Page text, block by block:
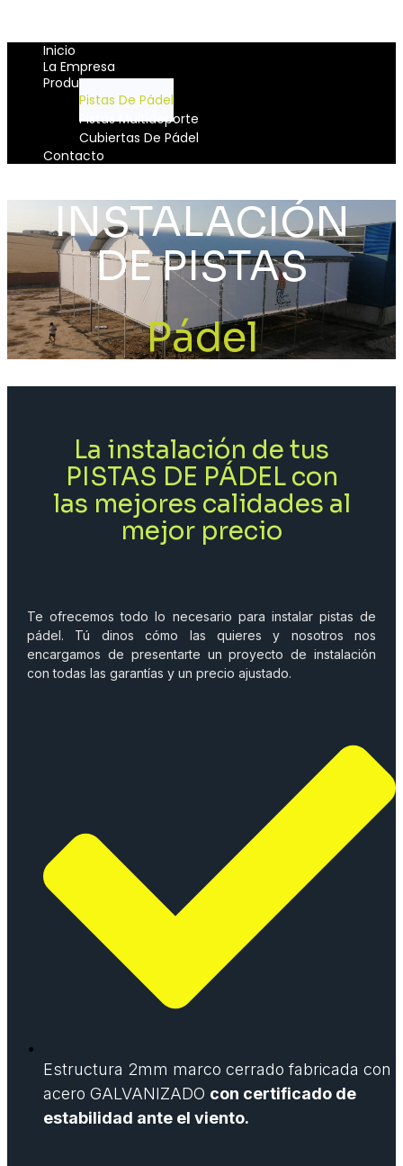
Inicio
La Empresa
Productos
Pistas De Pádel
Pistas Multideporte
Cubiertas De Pádel
Contacto
INSTALACIÓN
DE PISTAS
Pádel
La instalación de tus
PISTAS DE PÁDEL con
las mejores calidades al
mejor precio
Te ofrecemos todo lo necesario para instalar pistas de
pádel. Tú dinos cómo las quieres y nosotros nos
encargamos de presentarte un proyecto de instalación
con todas las garantías y un precio ajustado.
Estructura 2mm marco cerrado fabricada con
acero GALVANIZADO con certificado de
estabilidad ante el viento.